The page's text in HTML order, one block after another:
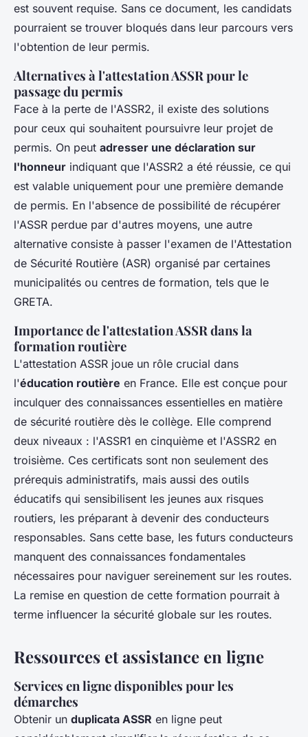
est souvent requise. Sans ce document, les candidats
pourraient se trouver bloqués dans leur parcours vers
l'obtention de leur permis.
Alternatives à l'attestation ASSR pour le
passage du permis
Face à la perte de l'ASSR2, il existe des solutions
pour ceux qui souhaitent poursuivre leur projet de
permis. On peut adresser une déclaration sur
l'honneur indiquant que l'ASSR2 a été réussie, ce qui
est valable uniquement pour une première demande
de permis. En l'absence de possibilité de récupérer
l'ASSR perdue par d'autres moyens, une autre
alternative consiste à passer l'examen de l'Attestation
de Sécurité Routière (ASR) organisé par certaines
municipalités ou centres de formation, tels que le
GRETA.
Importance de l'attestation ASSR dans la
formation routière
L'attestation ASSR joue un rôle crucial dans
l'éducation routière en France. Elle est conçue pour
inculquer des connaissances essentielles en matière
de sécurité routière dès le collège. Elle comprend
deux niveaux : l'ASSR1 en cinquième et l'ASSR2 en
troisième. Ces certificats sont non seulement des
prérequis administratifs, mais aussi des outils
éducatifs qui sensibilisent les jeunes aux risques
routiers, les préparant à devenir des conducteurs
responsables. Sans cette base, les futurs conducteurs
manquent des connaissances fondamentales
nécessaires pour naviguer sereinement sur les routes.
La remise en question de cette formation pourrait à
terme influencer la sécurité globale sur les routes.
Ressources et assistance en ligne
Services en ligne disponibles pour les
démarches
Obtenir un duplicata ASSR en ligne peut